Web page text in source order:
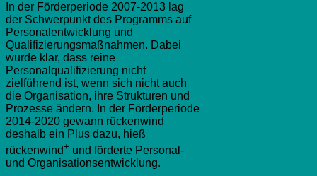
In der Förderperiode 2007-2013 lag
der Schwerpunkt des Programms auf
Personalentwicklung und
Qualifizierungsmaßnahmen. Dabei
wurde klar, dass reine
Personalqualifizierung nicht
zielführend ist, wenn sich nicht auch
die Organisation, ihre Strukturen und
Prozesse ändern. In der Förderperiode
2014-2020 gewann rückenwind
deshalb ein Plus dazu, hieß
rückenwind+ und förderte Personal-
und Organisationsentwicklung.